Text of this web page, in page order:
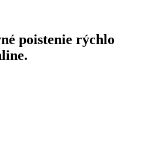
poistenie rýchlo